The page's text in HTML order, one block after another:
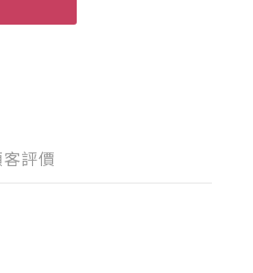
評價